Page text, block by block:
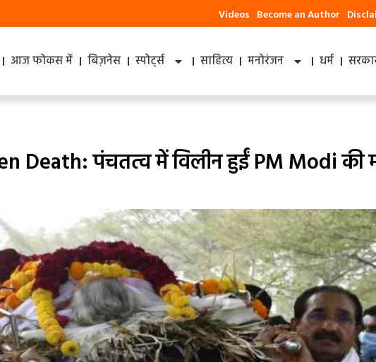
Videos Become an Author
आज फोकस में बिज़नेस स्पोर्ट्स साहित्य मनोरंजन धर्म
Death: पंचतत्व में विलीन हुईं PM Modi की